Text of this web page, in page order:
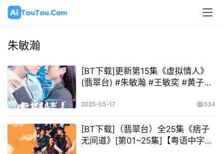
朱敏瀚
[BT下载]更新第15集《虚拟情人》
(翡翠台) #朱敏瀚 #王敏奕 #黄子恒
2025-05-17 534
[BT下载]（翡翠台）全25集《痞子
无间道》[第01~25集]【粤语中字】